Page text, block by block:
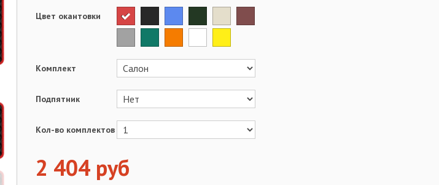
Цвет окантовки
Комплект
Подпятник
Кол-во комплектов
2 404 руб